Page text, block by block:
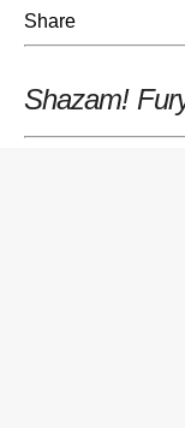
Share
Shazam!